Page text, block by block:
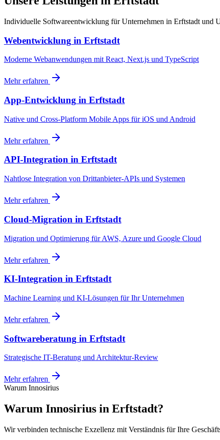
Individuelle Softwareentwicklung für Unternehmen in Erftstadt und
Webentwicklung in Erftstadt
Moderne Webanwendungen mit React, Next.js und TypeScript
Mehr erfahren
App-Entwicklung in Erftstadt
Native und Cross-Platform Mobile Apps für iOS und Android
Mehr erfahren
API-Integration in Erftstadt
Nahtlose Integration von Drittanbieter-APIs und Systemen
Mehr erfahren
Cloud-Migration in Erftstadt
Migration und Optimierung für AWS, Azure und Google Cloud
Mehr erfahren
KI-Integration in Erftstadt
Machine Learning und KI-Lösungen für Ihr Unternehmen
Mehr erfahren
Softwareberatung in Erftstadt
Strategische IT-Beratung und Architektur-Review
Mehr erfahren
Warum Innosirius
Warum Innosirius in Erftstadt?
Wir verbinden technische Exzellenz mit Verständnis für Ihre